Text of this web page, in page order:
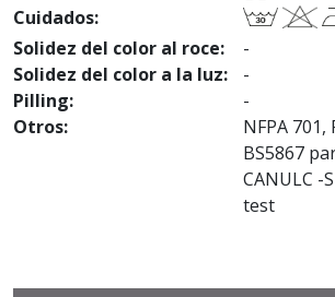
Cuidados:
Solidez del color al roce:
-
Solidez del color a la luz:
-
Pilling:
-
Otros:
NFPA 701,
BS5867
CANULC -
test